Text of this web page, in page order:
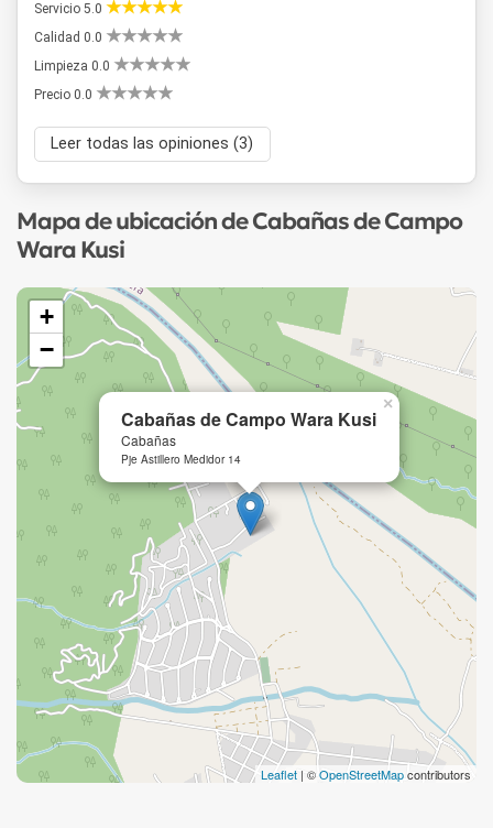
Servicio 5.0
Calidad 0.0
Limpieza 0.0
Precio 0.0
Leer todas las opiniones (3)
Mapa de ubicación de Cabañas de Campo
Wara Kusi
Cabañas de Campo Wara Kusi
Cabañas
Pje Astillero Medidor 14
×
+
−
Leaflet | ©OpenStreetMapcontributors